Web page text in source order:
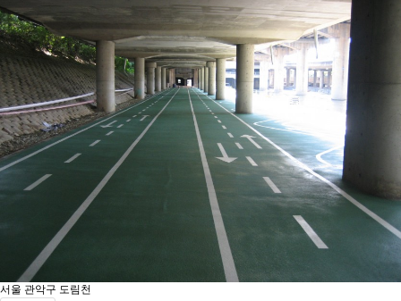
서울 관악구 도림천